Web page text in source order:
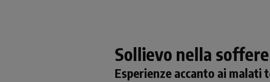
Sollievo nella
Esperienze accanto ai malati